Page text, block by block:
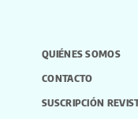
QUIÉNES SOMOS
CONTACTO
SUSCRIPCIÓN